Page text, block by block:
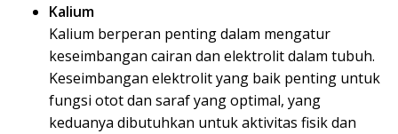
Kalium
Kalium berperan penting dalam mengatur
keseimbangan cairan dan elektrolit dalam tubuh.
Keseimbangan elektrolit yang baik penting untuk
fungsi otot dan saraf yang optimal, yang
keduanya dibutuhkan untuk aktivitas fisik dan